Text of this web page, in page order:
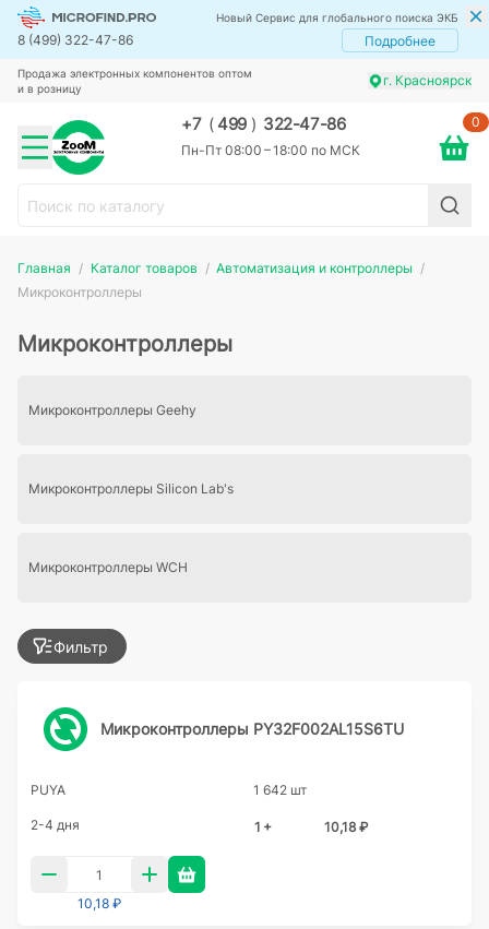
Новый Сервис для глобального поиска ЭКБ
8 (499) 322-47-86 Подробнее
Продажа электронных компонентов оптом
и в розницу
г. Красноярск
+7 (499 ) 322-47-86
Пн-Пт 08:00 – 18:00 по МСК
0
Главная Каталог товаров
Автоматизация и контроллеры
Микроконтроллеры
Микроконтроллеры
Микроконтроллеры Geehy
Микроконтроллеры Silicon Lab's
Микроконтроллеры WCH
Фильтр
Микроконтроллеры PY32F002AL15S6TU
PUYA 1 642 шт
2-4 дня 1 + 10,18 ₽
10,18 ₽